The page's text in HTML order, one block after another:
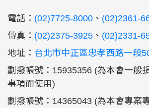
電話： (02)7725-8000 、 (02)2361-
傳真： (02)2375-3925 、 (02)2331-
地址： 台北市中正區忠孝西路一段
劃撥帳號：15935356 (為本會一般
事項而使用)
劃撥帳號：14365043 (為本會專案